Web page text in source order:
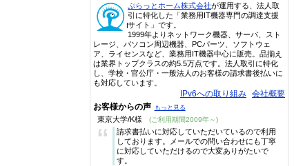
ぷらっとホーム株式会社が運用する、法人取
引に特化した「業務用IT機器専門の調達支援
サイト」です。
1999年よりネットワーク機器、サーバ、スト
レージ、パソコン周辺機器、PCパーツ、ソフトウェ
ア、ライセンスなど、業務用IT機器中心に販売。品揃え
は業界トップクラスの約5.5万点です。法人取引に特化
し、学校・官公庁・一般法人のお客様の請求書後払いに
も対応しています。
IPv6への取り組み 会社概要
お客様からの声 もっと見る
東京大学/K様 (ご利用期間2009年～)
“
請求書払いに対応していただいているので利用
しております。メールでの問い合わせにも丁寧
に対応していただけるので大変ありがたいで
す。